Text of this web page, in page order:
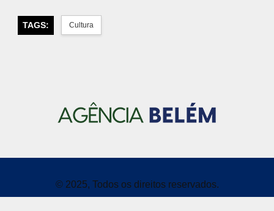
TAGS: Cultura
© 2025, Todos os direitos reservados.